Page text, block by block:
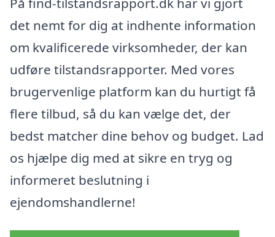
det nemt for dig at indhente information
om kvalificerede virksomheder, der kan
udføre tilstandsrapporter. Med vores
brugervenlige platform kan du hurtigt få
flere tilbud, så du kan vælge det, der
bedst matcher dine behov og budget. Lad
os hjælpe dig med at sikre en tryg og
informeret beslutning i
ejendomshandlerne!